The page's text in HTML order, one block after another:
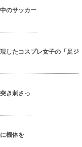
のサッカー
したコスプレ女子の「足ジ
き刺さっ
機体を